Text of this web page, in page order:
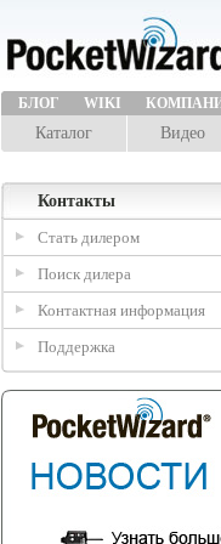
БЛОГ WIKI
Каталог Видео
Контакты
Стать дилером
Поиск дилера
Контактная информация
Поддержка